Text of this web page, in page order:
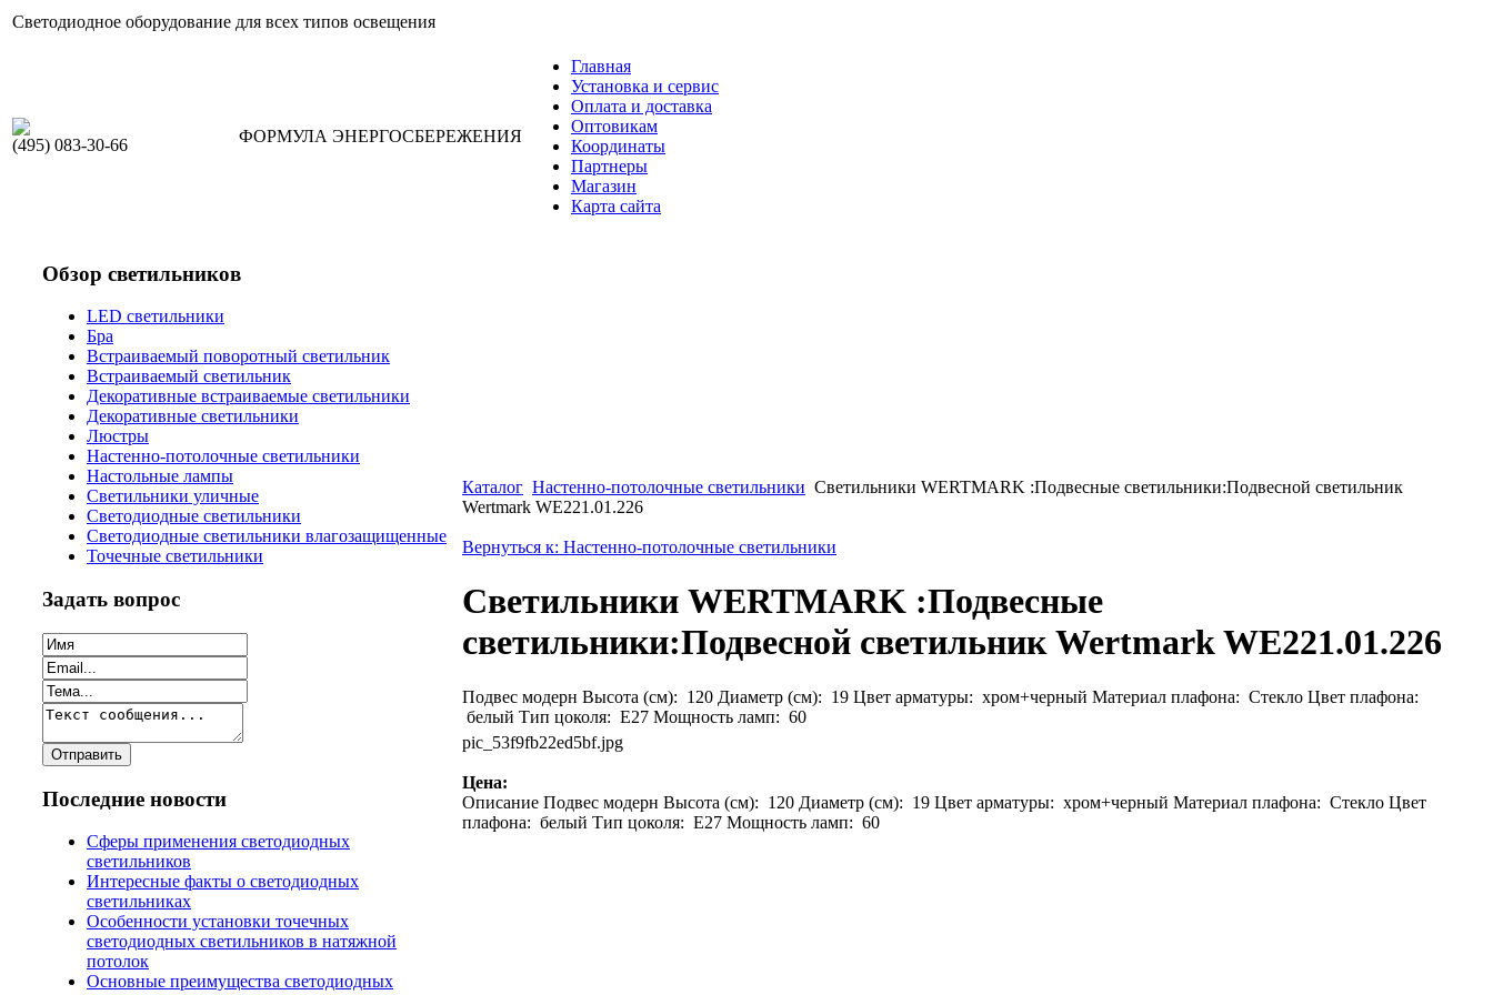
Светодиодное оборудование для всех типов освещения
(495) 083-30-66 ФОРМУЛА ЭНЕРГОСБЕРЕЖЕНИЯ
Главная
Установка и сервис
Оплата и доставка
Оптовикам
Координаты
Партнеры
Магазин
Карта сайта
Обзор светильников
LED светильники
Бра
Встраиваемый поворотный светильник
Встраиваемый светильник
Декоративные встраиваемые светильники
Декоративные светильники
Люстры
Настенно-потолочные светильники
Настольные лампы
Светильники уличные
Светодиодные светильники
Светодиодные светильники влагозащищенные
Точечные светильники
Задать вопрос
Последние новости
Сферы применения светодиодных
светильников
Интересные факты о светодиодных
светильниках
Особенности установки точечных
светодиодных светильников в натяжной
потолок
Основные преимущества светодиодных
Каталог Настенно-потолочные светильники Светильники WERTMARK :Подвесные светильники:Подвесной светильник
Wertmark WE221.01.226
Вернуться к: Настенно-потолочные светильники
Светильники WERTMARK :Подвесные
светильники:Подвесной светильник Wertmark WE221.01.226
Подвес модерн Высота (см): 120 Диаметр (см): 19 Цвет арматуры: хром+черный Материал плафона: Стекло Цвет плафона:
белый Тип цоколя: E27 Мощность ламп: 60
pic_53f9fb22ed5bf.jpg
Цена:
Описание Подвес модерн Высота (см): 120 Диаметр (см): 19 Цвет арматуры: хром+черный Материал плафона: Стекло Цвет
плафона: белый Тип цоколя: E27 Мощность ламп: 60